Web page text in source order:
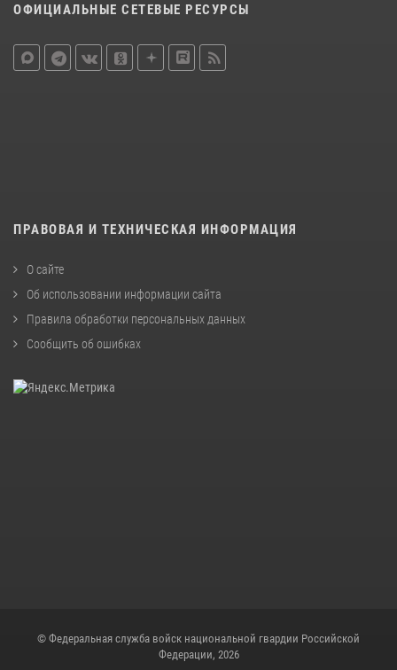
ОФИЦИАЛЬНЫЕ СЕТЕВЫЕ РЕСУРСЫ
ПРАВОВАЯ И ТЕХНИЧЕСКАЯ ИНФОРМАЦИЯ
О сайте
Об использовании информации сайта
Правила обработки персональных данных
Сообщить об ошибках
© Федеральная служба войск национальной гвардии Российской
Федерации, 2026